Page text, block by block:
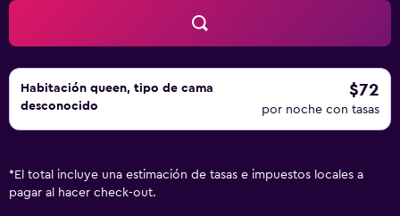
Habitación queen, tipo de cama
desconocido
$72
por noche con tasas
* El total incluye una estimación de tasas e impuestos locales a
pagar al hacer check-out.